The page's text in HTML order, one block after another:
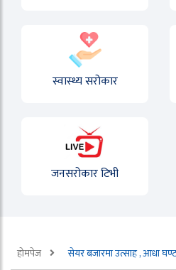
स्वास्थ्य सरोकार
जनसरोकार टिभी
होमपेज सेयर बजारमा उत्साह , आधा